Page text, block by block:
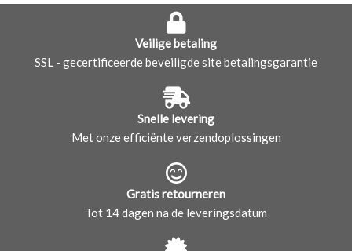
Veilige betaling
SSL - gecertificeerde beveiligde site betalingsgarantie
Snelle levering
Met onze efficiënte verzendoplossingen
Gratis retourneren
Tot 14 dagen na de leveringsdatum